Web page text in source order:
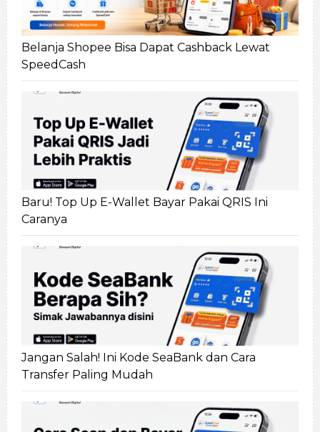
Belanja Shopee Bisa Dapat Cashback Lewat
SpeedCash
Baru! Top Up E-Wallet Bayar Pakai QRIS Ini
Caranya
Jangan Salah! Ini Kode SeaBank dan Cara
Transfer Paling Mudah